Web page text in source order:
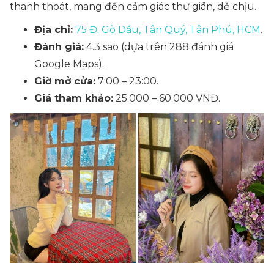
thanh thoát, mang đến cảm giác thư giãn, dễ chịu.
Địa chỉ: 75 Đ. Gò Dầu, Tân Quý, Tân Phú, HCM.
Đánh giá: 4.3 sao (dựa trên 288 đánh giá
Google Maps).
Giờ mở cửa: 7:00 – 23:00.
Giá tham khảo: 25.000 – 60.000 VNĐ.